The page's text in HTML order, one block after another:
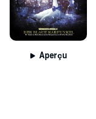
Aperçu